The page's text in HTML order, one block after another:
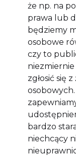
że np. na
prawa lub
będziemy
osobowe
czy to
zgłosić się
bardzo
niechcący